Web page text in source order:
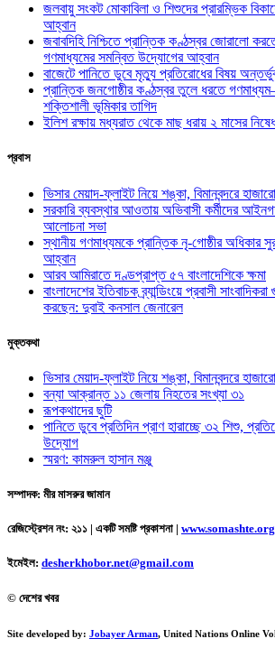
জলবায়ু সংকট মোকাবিলা ও শিশুদের প্রারম্ভিক
আহ্বান
জবাবদিহি নিশ্চিতে প্রান্তিক কণ্ঠস্বর জোরালো
গণমাধ্যমের সমন্বিত উদ্যোগের আহ্বান
বাজেটে পানিতে ডুবে মৃত্যু প্রতিরোধের বিষয়
প্রান্তিক জনগোষ্ঠীর কণ্ঠস্বর তুলে ধরতে
শক্তিশালী ভূমিকার তাগিদ
ইলিশ রক্ষায় মধ্যরাত থেকে মাছ ধরায় ২ মাসের
প্রবাস
ভিসার মেয়াদ-ফ্লাইট নিয়ে শঙ্কা, বিমানবন্দরে
সরকারি ব্যবস্থার আওতায় অভিবাসী কর্মীদের
আলোচনা সভা
স্থানীয় গণমাধ্যমকে প্রান্তিক নৃ-গোষ্ঠীর অধিকার
আহ্বান
আরব আমিরাতে দণ্ডপ্রাপ্ত ৫৭ বাংলাদেশিকে ক্ষমা
বাংলাদেশের ইতিবাচক ব্র্যান্ডিংয়ে প্রবাসী
করছেন: দুবাই কনসাল জেনারেল
মুক্তকথা
ভিসার মেয়াদ-ফ্লাইট নিয়ে শঙ্কা, বিমানবন্দরে
বন্যা আক্রান্ত ১১ জেলায় নিহতের সংখ্যা ৩১
রূপকথাদের ছুটি
পানিতে ডুবে প্রতিদিন প্রাণ হারাচ্ছে ৩২ শিশু,
উদ্যোগ
স্মরণ: কামরুল হাসান মঞ্জু
সম্পাদক: মীর মাসরুর জামান
রেজিস্ট্রেশন নং: ২১১ | একটি সমষ্টি প্রকাশনা | www.somashte.org
ইমেইল: desherkhobor.net@gmail.com
© দেশের খবর
Site developed by: Jobayer Arman, United Nations Online